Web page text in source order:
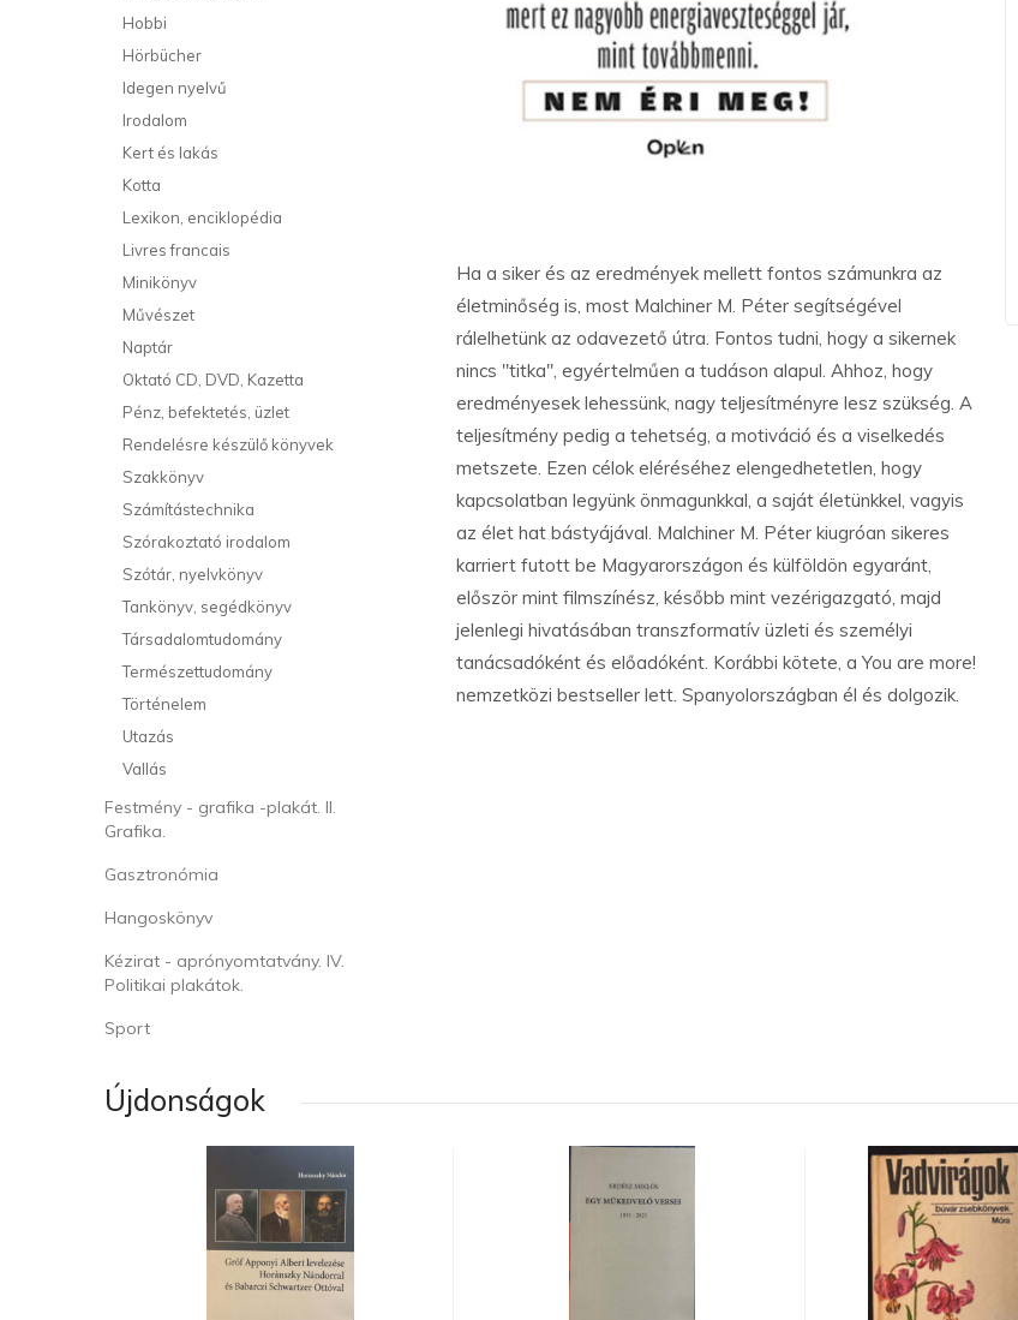
Hobbi
Hörbücher
Idegen nyelvű
Irodalom
Kert és lakás
Kotta
Lexikon, enciklopédia
Livres francais
Minikönyv
Művészet
Naptár
Oktató CD, DVD, Kazetta
Pénz, befektetés, üzlet
Rendelésre készülő könyvek
Szakkönyv
Számítástechnika
Szórakoztató irodalom
Szótár, nyelvkönyv
Tankönyv, segédkönyv
Társadalomtudomány
Természettudomány
Történelem
Utazás
Vallás
Festmény - grafika -plakát. II.
Grafika.
Gasztronómia
Hangoskönyv
Kézirat - aprónyomtatvány. IV.
Politikai plakátok.
Sport
Ha a siker és az eredmények mellett fontos számunkra az
életminőség is, most Malchiner M. Péter segítségével
rálelhetünk az odavezető útra. Fontos tudni, hogy a sikernek
nincs "titka", egyértelműen a tudáson alapul. Ahhoz, hogy
eredményesek lehessünk, nagy teljesítményre lesz szükség. A
teljesítmény pedig a tehetség, a motiváció és a viselkedés
metszete. Ezen célok eléréséhez elengedhetetlen, hogy
kapcsolatban legyünk önmagunkkal, a saját életünkkel, vagyis
az élet hat bástyájával. Malchiner M. Péter kiugróan sikeres
karriert futott be Magyarországon és külföldön egyaránt,
először mint filmszínész, később mint vezérigazgató, majd
jelenlegi hivatásában transzformatív üzleti és személyi
tanácsadóként és előadóként. Korábbi kötete, a You are more!
nemzetközi bestseller lett. Spanyolországban él és dolgozik.
Újdonságok